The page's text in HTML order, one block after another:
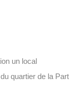
un local
quartier de la Part